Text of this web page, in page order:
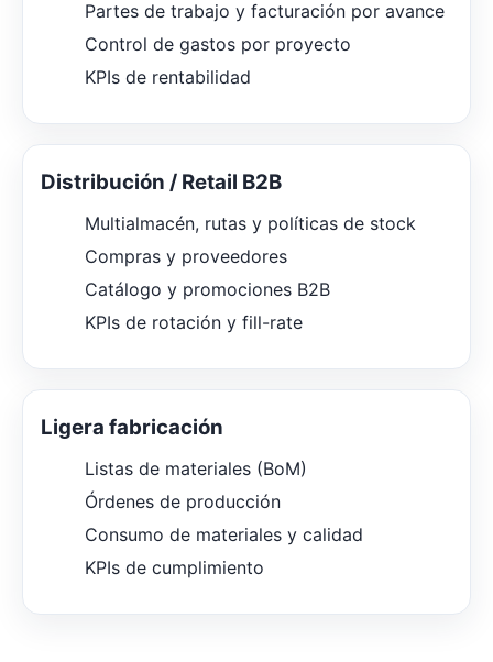
Partes de trabajo y facturación por avance
Control de gastos por proyecto
KPIs de rentabilidad
Distribución / Retail B2B
Multialmacén, rutas y políticas de stock
Compras y proveedores
Catálogo y promociones B2B
KPIs de rotación y fill-rate
Ligera fabricación
Listas de materiales (BoM)
Órdenes de producción
Consumo de materiales y calidad
KPIs de cumplimiento